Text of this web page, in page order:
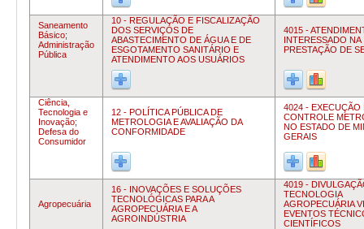
Saneamento
Básico;
Administração
Pública
10 - REGULAÇÃO E FISCALIZAÇÃO
DOS SERVIÇOS DE
ABASTECIMENTO DE ÁGUA E DE
ESGOTAMENTO SANITÁRIO E
ATENDIMENTO AOS USUÁRIOS
4015 -
INTERESSADO NA
PRESTAÇÃO DE
Ciência,
Tecnologia e
Inovação;
Defesa do
Consumidor
12 - POLÍTICA PÚBLICA DE
METROLOGIA E AVALIAÇÃO DA
CONFORMIDADE
4024 - EXECUÇÃO
CONTROLE
NO ESTADO DE
GERAIS
Agropecuária
16 - INOVAÇÕES E SOLUÇÕES
TECNOLÓGICAS PARA A
AGROPECUÁRIA E A
AGROINDÚSTRIA
4019 -
TECNOLOGIA
AGROPECUÁRIA
EVENTOS
CIENTÍFICOS